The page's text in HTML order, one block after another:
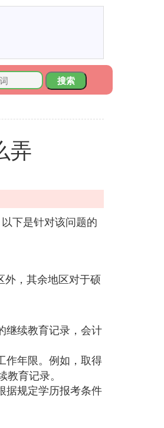
搜索
弄
以下是针对该问题的
外，其余地区对于硕
继续教育记录，会计
作年限。例如，取得
育记录。
据规定学历报考条件